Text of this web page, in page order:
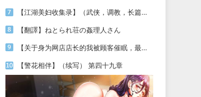
【江湖美妇收集录】（武侠，调教，长篇）（13）（下山历练篇）
【翻譯】ねとられ荘の姦理人さん
【关于身为网店店长的我被顾客催眠，最终堕落为丝袜发情母狗这件事】（18～20）
【警花相伴】（续写） 第四十九章